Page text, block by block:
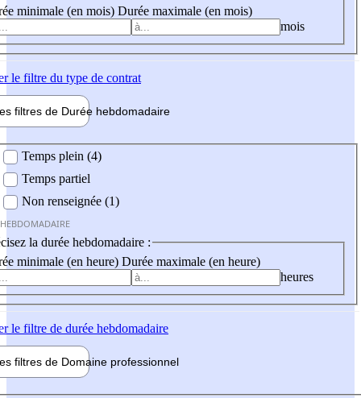
minimale (en mois) Durée maximale (en mois)
mois
le filtre du type de contrat
filtres de Durée hebdomadaire
Temps plein (4)
Temps partiel
Non renseignée (1)
la durée hebdomadaire :
minimale (en heure) Durée maximale (en heure)
heures
le filtre de durée hebdomadaire
filtres de Domaine professionnel